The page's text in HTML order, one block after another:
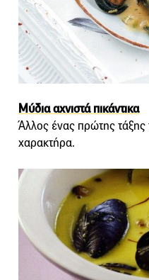
Μύδια αχνιστά πικάντικα
Άλλος ένας πρώτης τάξης
χαρακτήρα.